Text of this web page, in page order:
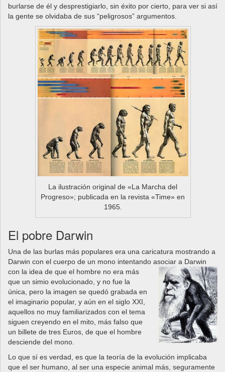
burlarse de él y desprestigiarlo, sin éxito por cierto, para ver si así
la gente se olvidaba de sus “peligrosos” argumentos.
La ilustración original de «La Marcha del
Progreso»; publicada en la revista «Time» en
1965.
El pobre Darwin
Una de las burlas más populares era una caricatura mostrando a
Darwin con el cuerpo de un mono intentando asociar a Darwin
con la idea de que el hombre no era más
que un simio evolucionado, y no fue la
única, pero la imagen se quedó grabada en
el imaginario popular, y aún en el siglo XXI,
aquellos no muy familiarizados con el tema
siguen creyendo en el mito, más falso que
un billete de tres Euros, de que el hombre
desciende del mono.
Lo que sí es verdad, es que la teoría de la evolución implicaba
que el ser humano, al ser una especie animal más, seguramente